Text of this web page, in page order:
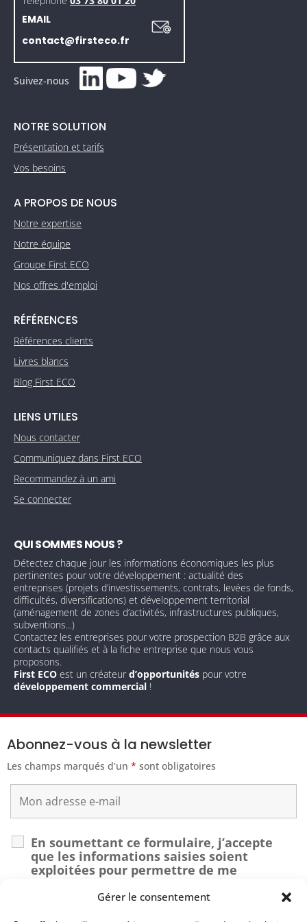
Gérer le consentement
EMAIL
contact@firsteco.fr
Suivez-nous
NOTRE SOLUTION
Présentation et tarifs
Vos besoins
A PROPOS DE NOUS
Notre expertise
Notre équipe
Groupe First ECO
Nos offres d'emploi
RÉFÉRENCES
Références clients
Livres blancs
Blog First ECO
LIENS UTILES
Nous contacter
Communiquez dans First ECO
Recommandez à un ami
Se connecter
QUI SOMMES NOUS ?
Détectez chaque jour les informations économiques les plus
pertinentes pour votre développement : actualité des
entreprises (projets d’investissements, contrats, levées de fonds,
difficultés, diversifications) et développement territorial
(aménagement de zones d’activités, infrastructures publiques,
subventions...)
Contactez les entreprises pour votre prospection B2B grâce aux
contacts qualifiés et à la fiche entreprise que nous vous
proposons.
First ECO est un créateurd’opportunités pour votre
développement commercial !
Abonnez-vous à la newsletter
Les champs marqués d’un * sont obligatoires
En soumettant ce formulaire, j’accepte
que les informations saisies soient
exploitées pour permettre de me